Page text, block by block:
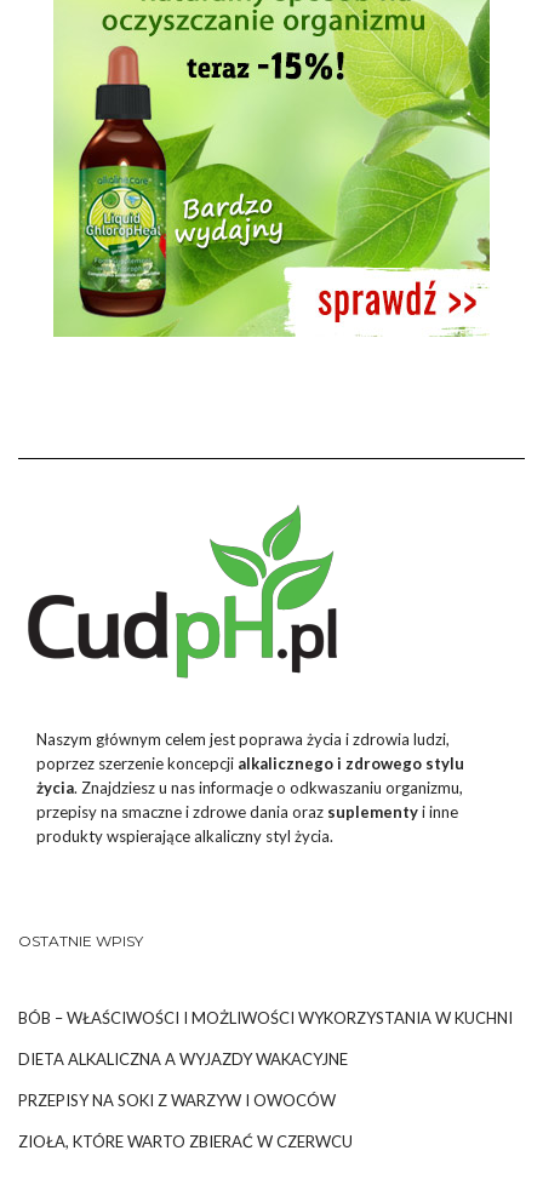
Naszym głównym celem jest poprawa życia i zdrowia ludzi,
poprzez szerzenie koncepcji alkalicznego i zdrowego stylu
życia. Znajdziesz u nas informacje o odkwaszaniu organizmu,
przepisy na smaczne i zdrowe dania oraz suplementyi inne
produkty wspierające alkaliczny styl życia.
OSTATNIE WPISY
BÓB – WŁAŚCIWOŚCI I MOŻLIWOŚCI WYKORZYSTANIA W KUCHNI
DIETA ALKALICZNA A WYJAZDY WAKACYJNE
PRZEPISY NA SOKI Z WARZYW I OWOCÓW
ZIOŁA, KTÓRE WARTO ZBIERAĆ W CZERWCU